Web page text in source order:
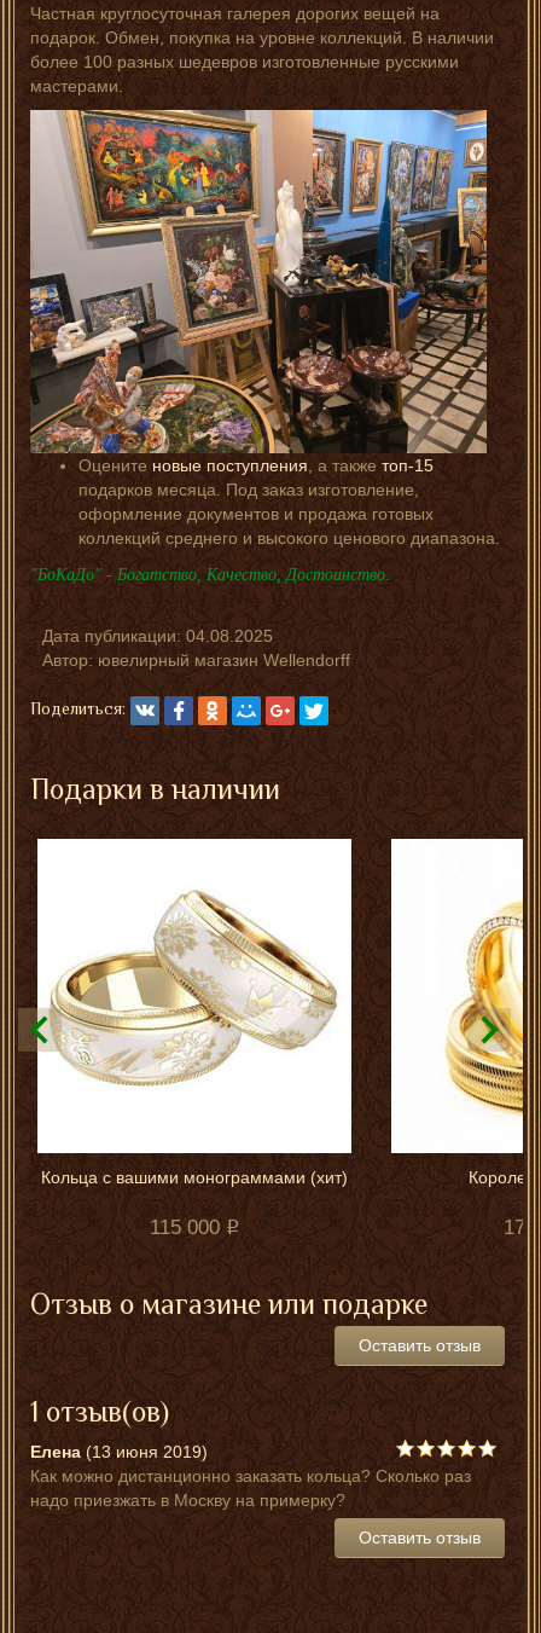
Частная круглосуточная галерея дорогих вещей на
подарок. Обмен, покупка на уровне коллекций. В наличии
более 100 разных шедевров изготовленные русскими
мастерами.
Оцените новые поступления, а такжетоп-15
подарков месяца. Под заказ изготовление,
оформление документов и продажа готовых
коллекций среднего и высокого ценового диапазона.
"БоКаДо" - Богатство, Качество, Достоинство.
Дата публикации:04.08.2025
Автор:ювелирный магазин Wellendorff
Поделиться:
Подарки в наличии
Кольца с вашими монограммами (хит)
115 000 174
Отзыв о магазине или подарке
Оставить отзыв
1 отзыв(ов)
Елена (13 июня 2019)
Как можно дистанционно заказать кольца? Сколько раз
надо приезжать в Москву на примерку?
Оставить отзыв